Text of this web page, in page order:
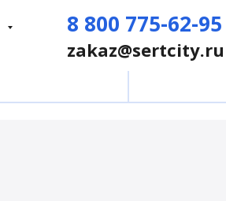
8 800 775-62-95
zakaz@sertcity.ru